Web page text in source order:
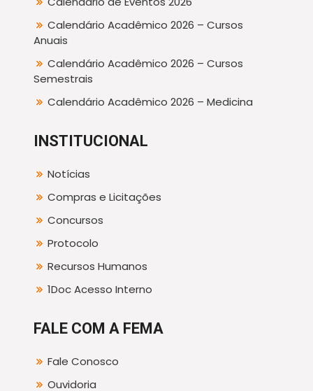
Calendário Acadêmico 2026 – Cursos
Anuais
Calendário Acadêmico 2026 – Cursos
Semestrais
Calendário Acadêmico 2026 – Medicina
INSTITUCIONAL
Notícias
Compras e Licitações
Concursos
Protocolo
Recursos Humanos
1Doc Acesso Interno
FALE COM A FEMA
Fale Conosco
Ouvidoria